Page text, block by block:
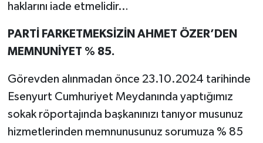
haklarını iade etmelidir…
PARTİ FARKETMEKSİZİN AHMET ÖZER’DEN
MEMNUNİYET % 85.
Görevden alınmadan önce 23.10.2024 tarihinde
Esenyurt Cumhuriyet Meydanında yaptığımız
sokak röportajında başkanınızı tanıyor musunuz
hizmetlerinden memnunusunuz sorumuza % 85